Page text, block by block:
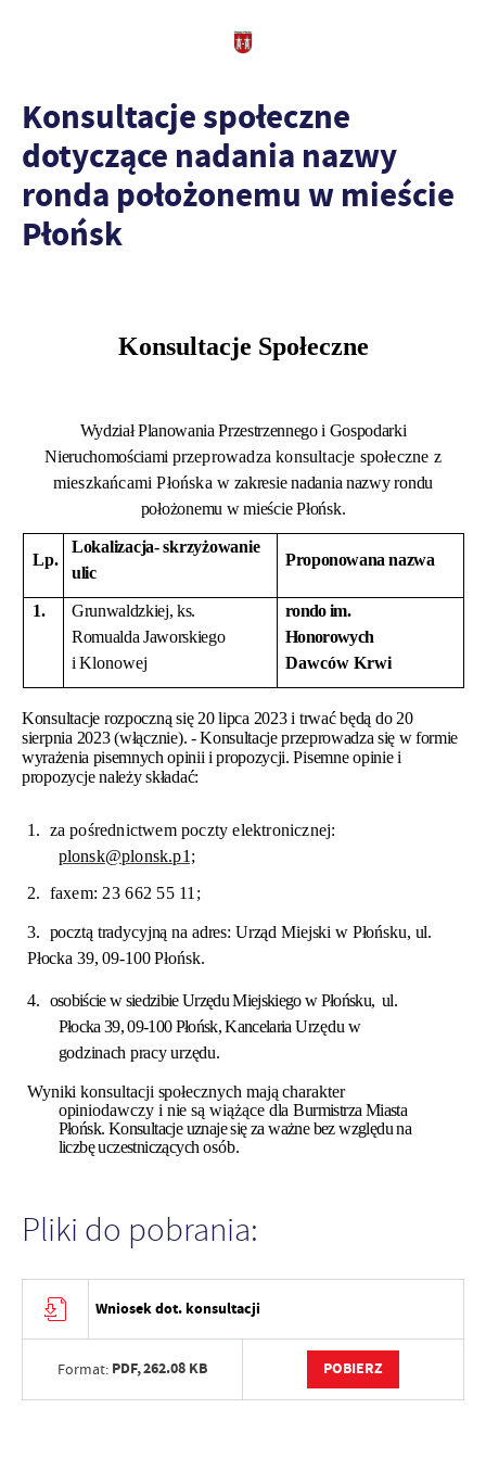
Konsultacje społeczne
dotyczące nadania nazwy
ronda położonemu w mieście
Płońsk
Konsultacje Społeczne
Wydział Planowania Przestrzennego i Gospodarki
Nieruchomościami przeprowadza konsultacje społeczne z
mieszkańcami Płońskaw zakresie nadania nazwy rondu
położonemu w mieście Płońsk.
Lp.
Lokalizacja- skrzyżowanie
ulic
Proponowana nazwa
1.
Grunwaldzkiej, ks.
Romualda Jaworskiego
iKlonowej
rondo im.
Honorowych
Dawców Krwi
Konsultacje rozpoczną się 20 lipca 2023 i trwać będą do 20
sierpnia 2023 (włącznie).- Konsultacje przeprowadza się w formie
wyrażenia pisemnych opinii i propozycji.Pisemne opinie i
propozycje należy składać:
1. za pośrednictwem poczty elektronicznej:
plonsk@plonsk.p1;
2. faxem: 23 662 55 11;
3. pocztą tradycyjną na adres: Urząd Miejski w Płońsku, ul.
Płocka 39, 09-100 Płońsk.
4. osobiście w siedzibie Urzędu Miejskiego w Płońsku, ul.
Płocka 39, 09-100 Płońsk, Kancelaria Urzędu w
godzinach pracy urzędu.
Wyniki konsultacji społecznych mają charakter
opiniodawczy i nie są wiążące dlaBurmistrza Miasta
Płońsk. Konsultacje uznaje się za ważne bez względu na
liczbę uczestniczących osób.
Pliki do pobrania:
Wniosek dot. konsultacji
Format: PDF,262.08 KB POBIERZ